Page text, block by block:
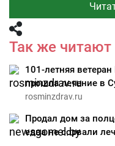
Так же читают
101-летняя
прошла лечение в
rosminzdrav.ru
Продал дом за
едва не сорвали